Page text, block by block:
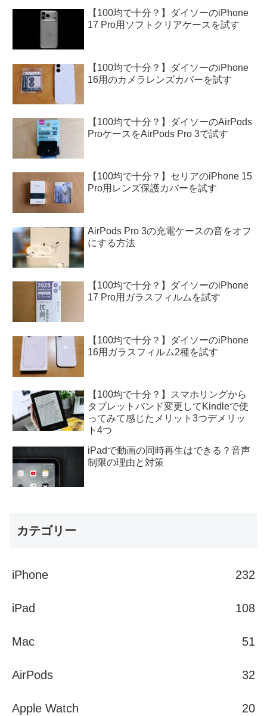
【100均で十分？】ダイソーのiPhone
17 Pro用ソフトクリアケースを試す
【100均で十分？】ダイソーのiPhone
16用のカメラレンズカバーを試す
【100均で十分？】ダイソーのAirPods
ProケースをAirPods Pro 3で試す
【100均で十分？】セリアのiPhone 15
Pro用レンズ保護カバーを試す
AirPods Pro 3の充電ケースの音をオフ
にする方法
【100均で十分？】ダイソーのiPhone
17 Pro用ガラスフィルムを試す
【100均で十分？】ダイソーのiPhone
16用ガラスフィルム2種を試す
【100均で十分？】スマホリングから
タブレットバンド変更してKindleで使
ってみて感じたメリット3つデメリッ
ト4つ
iPadで動画の同時再生はできる？音声
制限の理由と対策
カテゴリー
iPhone 232
iPad 108
Mac 51
AirPods 32
Apple Watch 20